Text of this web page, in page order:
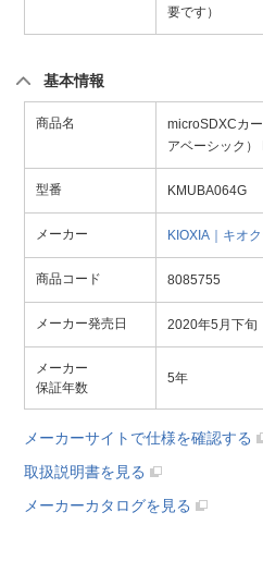
要です）
基本情報
商品名
microSDXCカ
アベーシック
型番 KMUBA064G
メーカー KIOXIA｜キオ
商品コード 8085755
メーカー発売日 2020年5月下旬
メーカー
保証年数
5年
メーカーサイトで仕様を確認する
取扱説明書を見る
メーカーカタログを見る